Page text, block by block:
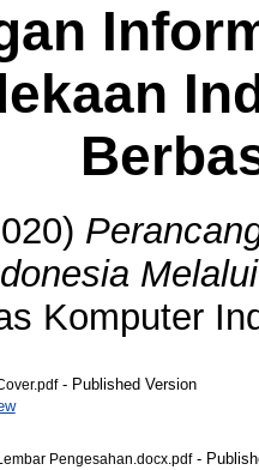
Komputer
- Published Version
Pengesahan.docx.pdf-